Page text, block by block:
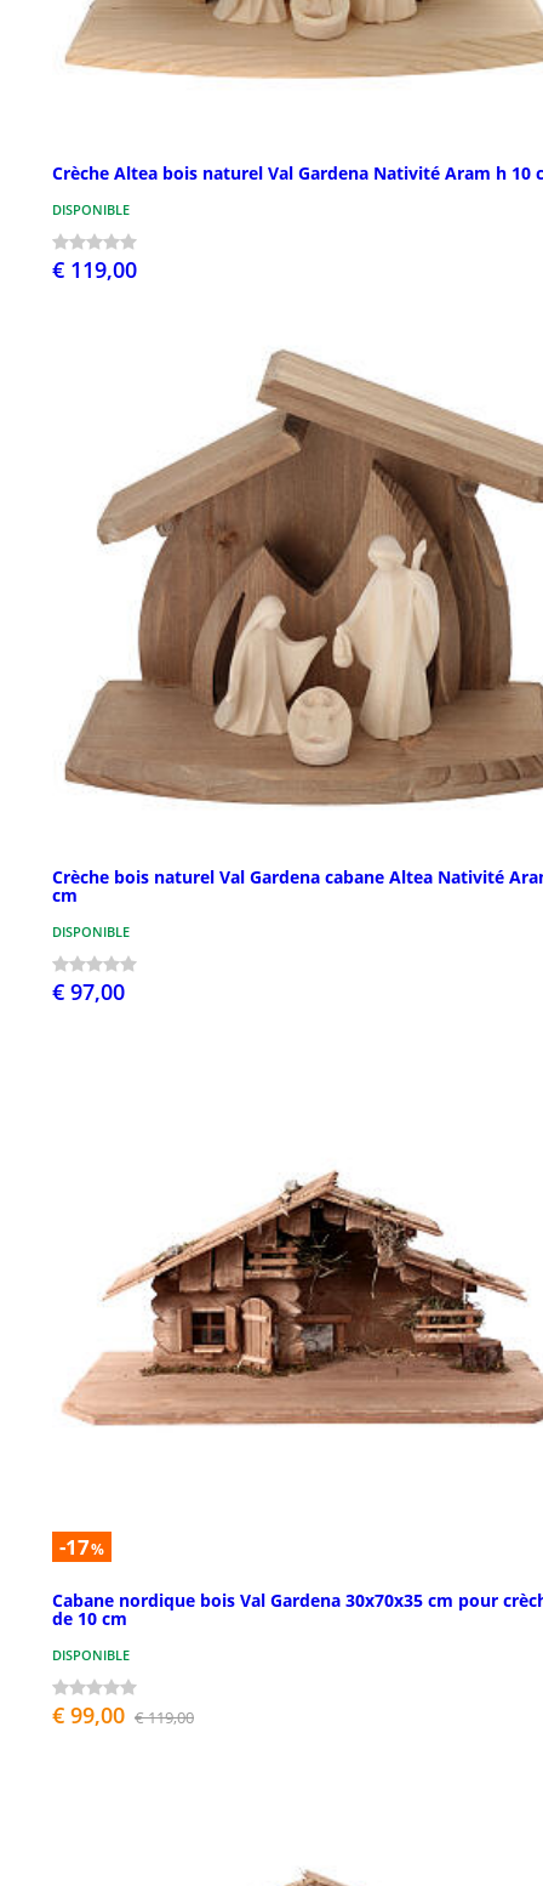
Crèche Altea bois naturel Val Gardena Nativité Aram h 10
DISPONIBLE
€ 119,00
Crèche bois naturel Val Gardena cabane Altea Nativité
cm
DISPONIBLE
€ 97,00
-17%
Cabane nordique bois Val Gardena 30x70x35 cm pour
de 10 cm
DISPONIBLE
€ 99,00 € 119,00